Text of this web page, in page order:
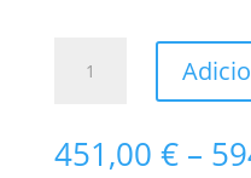
Tita
451,00 € –